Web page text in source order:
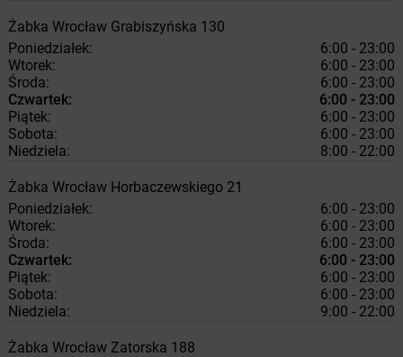
Żabka Wrocław Grabiszyńska 130
Poniedziałek:
6:00 - 23:00
Wtorek:
6:00 - 23:00
Środa:
6:00 - 23:00
Czwartek:
6:00 - 23:00
Piątek:
6:00 - 23:00
Sobota:
6:00 - 23:00
Niedziela:
8:00 - 22:00
Żabka Wrocław Horbaczewskiego 21
Poniedziałek:
6:00 - 23:00
Wtorek:
6:00 - 23:00
Środa:
6:00 - 23:00
Czwartek:
6:00 - 23:00
Piątek:
6:00 - 23:00
Sobota:
6:00 - 23:00
Niedziela:
9:00 - 22:00
Żabka Wrocław Zatorska 188